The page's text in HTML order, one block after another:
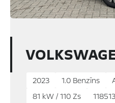
2023 1.0 Benzīns
81 kW / 110 Zs